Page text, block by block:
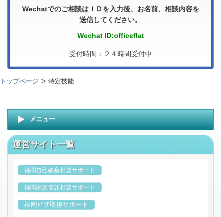
Wechatでのご相談はＩＤを入力後、お名前、相談内容を
送信してください。
Wechat ID:officeflat
受付時間：２４時間受付中
トップページ 特定技能
メニュー
運営サイト一覧
福岡自己破産相談サポート
福岡家族信託相談サポート
福岡ビザ取得サポート